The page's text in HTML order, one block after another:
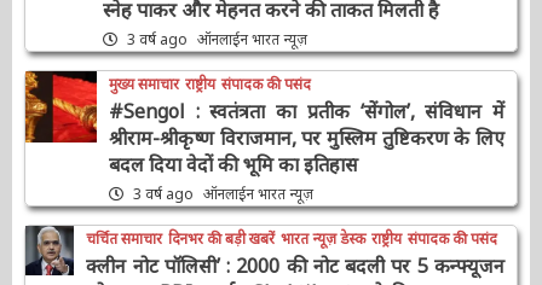
#9YearsOfModiGovernment : सरकार के 9
साल पूरे होने पर PM Modi का ट्वीट, बोले- आप सभी
का स्नेह पाकर और मेहनत करने की ताकत मिलती है
ऑनलाईन भारत न्यूज़
मुख्य समाचार राष्ट्रीय संपादक की पसंद
#Sengol : स्वतंत्रता का प्रतीक ‘सेंगोल’, संविधान में
श्रीराम-श्रीकृष्ण विराजमान, पर मुस्लिम तुष्टिकरण के
लिए बदल दिया वेदों की भूमि का इतिहास
3 वर्ष ago ऑनलाईन भारत न्यूज़